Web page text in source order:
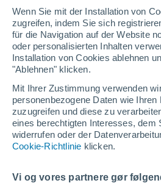
Wenn Sie mit der Installation von
zugreifen, indem Sie sich
für die Navigation auf der Website
oder personalisierten Inhalten
Installation von Cookies ablehnen
"Ablehnen" klicken.
Mit Ihrer Zustimmung verwenden
personenbezogene Daten wie
zuzugreifen und diese zu
eines berechtigten Interesses, dem
widerrufen oder der
Cookie-Richtlinie klicken.
Vi og vores partnere gør
Schwere
Buenos